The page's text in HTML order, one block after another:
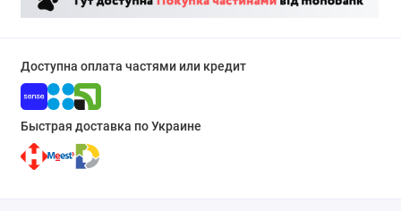
Доступна оплата частями или кредит
Быстрая доставка по Украине